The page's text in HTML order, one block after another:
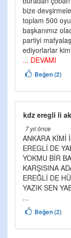
bize
toplam 500
başkanımız
partiyi
ediyorlarlar
... DEVAMI
Beğen (2)
kdz eregli li
7 yıl önce
ANKARA KİMİ
EREGLİ DE
YOKMU BİR
KARŞISINA
EREĞLİ DE
YAZIK SEN
...
Beğen (2)